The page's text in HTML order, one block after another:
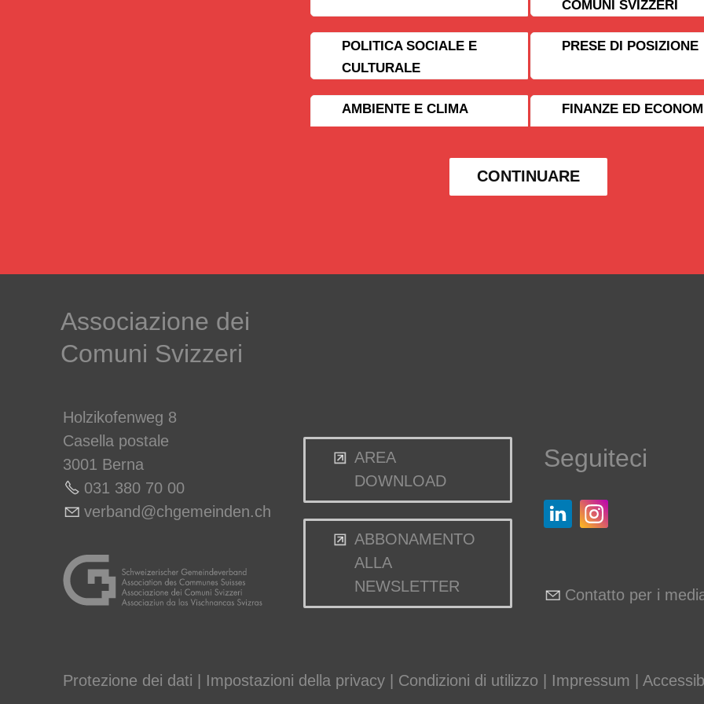
COMUNI SVIZZERI
POLITICA SOCIALE E
CULTURALE
PRESE DI POSIZIONE
AMBIENTE E CLIMA FINANZE ED
CONTINUARE
Associazione dei
Comuni Svizzeri
Holzikofenweg 8
Casella postale
3001 Berna
031 380 70 00
v rb nd chg m nd n ch
AREA
DOWNLOAD
ABBONAMENTO
ALLA
NEWSLETTER
Seguiteci
Contatto per i
Protezione dei dati Impostazioni della privacy Condizioni di utilizzo Impressum